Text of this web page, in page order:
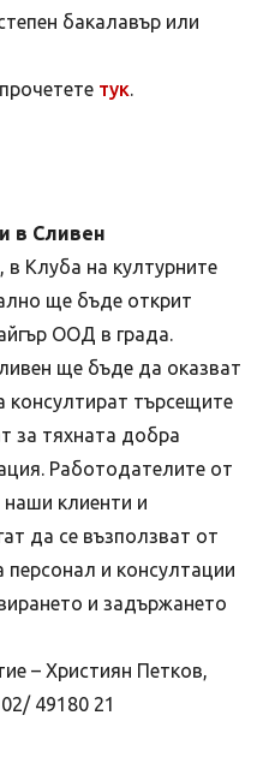
бакалавър или
тук.
в Сливен
в Клуба на културните
ще бъде открит
ООД в града.
ще бъде да оказват
търсещите
за тяхната добра
Работодателите от
наши клиенти и
да се възползват от
персонал и консултации
и задържането
– Християн Петков,
49180 21